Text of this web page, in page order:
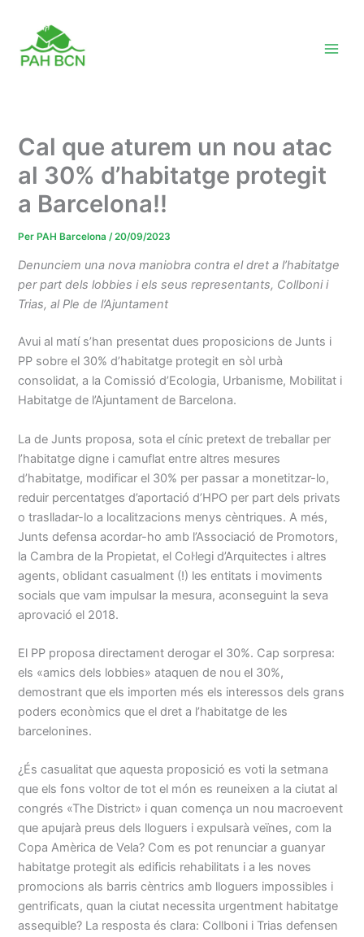
contingut
Cal que aturem un nou atac
al 30% d’habitatge protegit
a Barcelona!!
Per PAH Barcelona/20/09/2023
Denunciem una nova maniobra contra el dret a l’habitatge
per part dels lobbies i els seus representants, Collboni i
Trias,al Ple de l’Ajuntament
Avui al matí s’han presentat dues proposicions de Junts i
PP sobre el 30% d’habitatge protegit en sòl urbà
consolidat, a la Comissió d’Ecologia, Urbanisme, Mobilitat i
Habitatge de l’Ajuntament de Barcelona.
La de Junts proposa, sota el cínic pretext de treballar per
l’habitatge digne i camuflat entre altres mesures
d’habitatge, modificar el 30% per passar a monetitzar-lo,
reduir percentatges d’aportació d’HPO per part dels privats
o traslladar-lo a localitzacions menys cèntriques. A més,
Junts defensa acordar-ho amb l’Associació de Promotors,
la Cambra de la Propietat, el Col·legi d’Arquitectes i altres
agents, oblidant casualment (!) les entitats i moviments
socials que vam impulsar la mesura, aconseguint la seva
aprovació el 2018.
El PP proposa directament derogar el 30%. Cap sorpresa:
els «amics dels lobbies» ataquen de nou el 30%,
demostrant que els importen més els interessos dels grans
poders econòmics que el dret a l’habitatge de les
barcelonines.
¿És casualitat que aquesta proposició es voti la setmana
que els fons voltor de tot el món es reuneixen a la ciutat al
congrés «The District» i quan comença un nou macroevent
que apujarà preus dels lloguers i expulsarà veïnes, com la
Copa Amèrica de Vela? Com es pot renunciar a guanyar
habitatge protegit als edificis rehabilitats i a les noves
promocions als barris cèntrics amb lloguers impossibles i
gentrificats, quan la ciutat necessita urgentment habitatge
assequible? La resposta és clara: Collboni i Trias defensen